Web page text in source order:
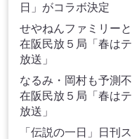
日」がコラボ決定
せやねんファミリー
在阪民放５局「春は
放送」
なるみ・岡村も予測
在阪民放５局「春は
放送」
「伝説の一日」日刊